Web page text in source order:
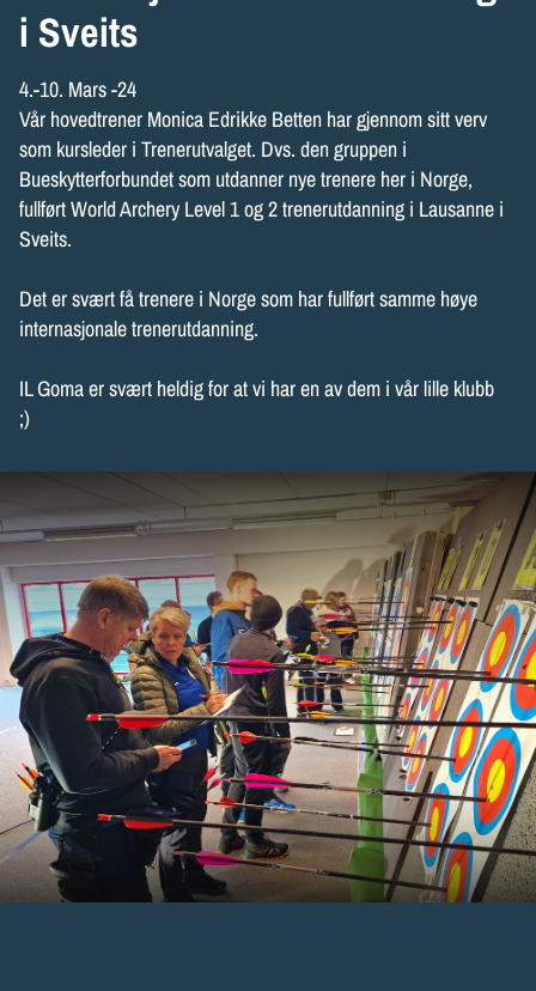
i Sveits
4.-10. Mars -24
Vår hovedtrener Monica Edrikke Betten har gjennom sitt verv
som kursleder i Trenerutvalget. Dvs. den gruppen i
Bueskytterforbundet som utdanner nye trenere her i Norge,
fullført World Archery Level 1 og 2 trenerutdanning i Lausanne i
Sveits.
Det er svært få trenere i Norge som har fullført samme høye
internasjonale trenerutdanning.
IL Goma er svært heldig for at vi har en av dem i vår lille klubb
;)